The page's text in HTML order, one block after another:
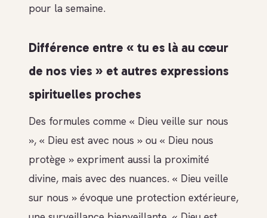
pour la semaine.
Différence entre « tu es là au cœur
de nos vies » et autres expressions
spirituelles proches
Des formules comme « Dieu veille sur nous
», « Dieu est avec nous » ou « Dieu nous
protège » expriment aussi la proximité
divine, mais avec des nuances. « Dieu veille
sur nous » évoque une protection extérieure,